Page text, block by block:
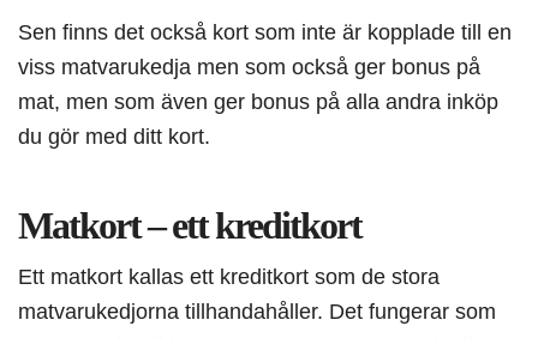
Sen finns det också kort som inte är kopplade till en
viss matvarukedja men som också ger bonus på
mat, men som även ger bonus på alla andra inköp
du gör med ditt kort.
Matkort – ett kreditkort
Ett matkort kallas ett kreditkort som de stora
matvarukedjorna tillhandahåller. Det fungerar som